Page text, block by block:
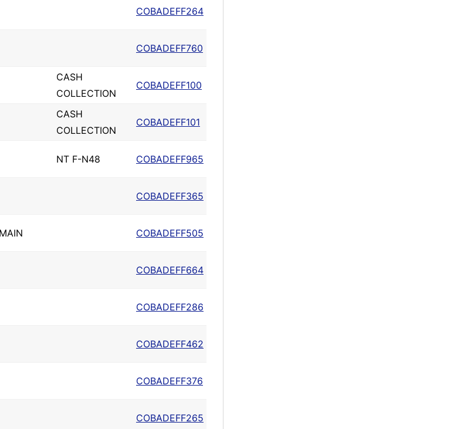
COBADEFF264
COBADEFF760
CASH
COLLECTION
COBADEFF100
CASH
COLLECTION
COBADEFF101
NT F-N48 COBADEFF965
COBADEFF365
COBADEFF505
COBADEFF664
COBADEFF286
COBADEFF462
COBADEFF376
COBADEFF265